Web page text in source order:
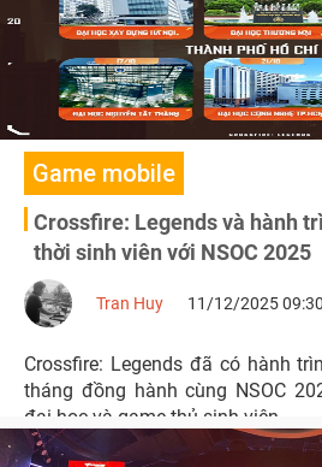
Game mobile
Crossfire: Legends và hành
thời sinh viên với NSOC 2025
Crossfire: Legends đã có hành
tháng đồng hành cùng NSOC
đại học và game thủ sinh viên.